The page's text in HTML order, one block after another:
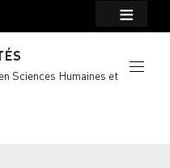
Sciences Humaines et